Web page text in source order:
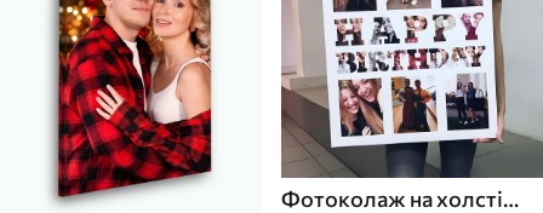
Фотоколаж на холсті